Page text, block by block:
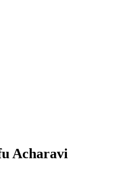
Acharavi